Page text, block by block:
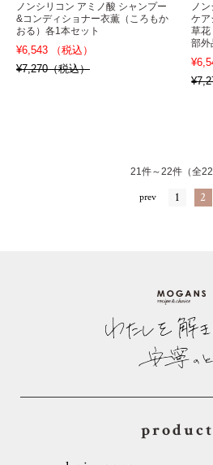
ノンシリコン アミノ酸 シャンプー
&コンディショナー衣薫（ころもか
おる）各1本セット
¥6,543 （税込）
¥7,270（税込）
ノ
ケア
草花
部外
21件～22件（全22
prev 1 2